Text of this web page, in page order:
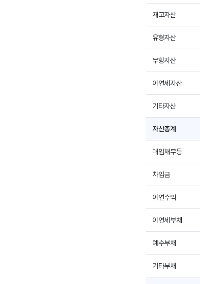
재고자산
유형자산
무형자산
이연세자산
기타자산
자산총계
매입채무등
차입금
이연수익
이연세부채
예수부채
기타부채